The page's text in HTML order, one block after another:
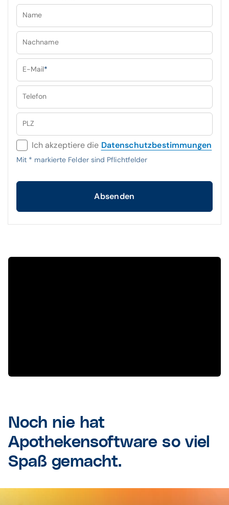
Name
Nachname
E-Mail*
Telefon
PLZ
Ich akzeptiere die Datenschutzbestimmungen
Mit * markierte Felder sind Pflichtfelder
Absenden
Noch nie hat
Apothekensoftware so viel
Spaß gemacht.